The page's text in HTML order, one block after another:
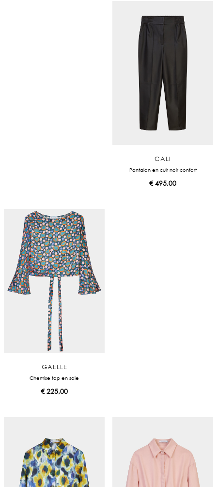
CALI
Pantalon en cuir noir confort
€495,00
GAELLE
Chemise top en soie
€225,00